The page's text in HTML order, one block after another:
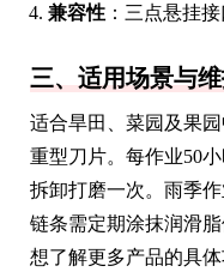
兼容性 ：三点悬挂
三、适用场景与
适合旱田、菜园及果
重型刀片。每作业50
拆卸打磨一次。雨季
链条需定期涂抹润滑脂
想了解更多产品的具